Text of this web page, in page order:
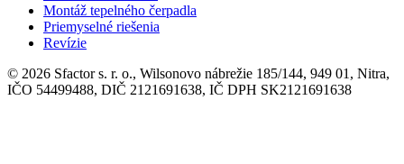
Montáž tepelného čerpadla
Priemyselné riešenia
Revízie
© 2026 Sfactor s. r. o., Wilsonovo nábrežie 185/144, 949 01, Nitra,
IČO 54499488, DIČ 2121691638, IČ DPH SK2121691638